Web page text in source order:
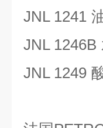
JNL 1241
JNL 1246B
JNL 1249